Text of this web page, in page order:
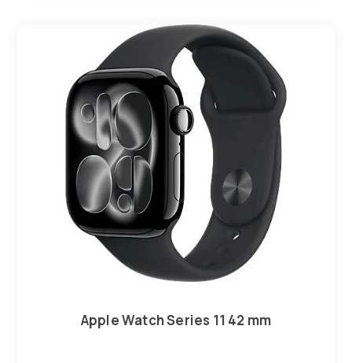
Apple Watch Series 11 42 mm